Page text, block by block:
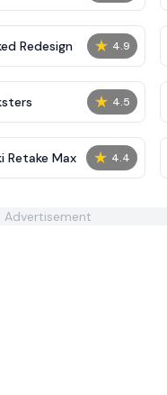
★ 4.9
Redesign
★ 4.5
★ 4.4
Retake Max
Advertisement